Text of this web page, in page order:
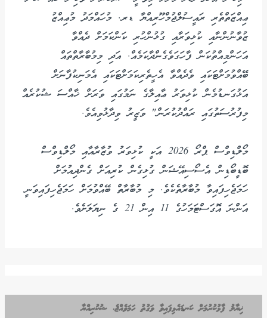
ޢިއްޒަތްތެރި ރައީސުލްޖުމްހޫރިއްޔާ ޑރ. މުހައްމަދު މުޢިއްޒު
ޒުވާނުންނާއި ކުޅިވަރާއި ގުޅުންހުރި ކަންކަމަށް ދެއްވާ
އަހަންމިއްތުކަން ފާހަގަވެގެންދާކަމެއް. އަދި މިމުބާރާތްތައް
ބޭއްވުމަށްޓަކައި ވެދެއްވާ އެހީތެރިކަމަށްޓަކައި އެމަނިކުފާނަށް
އަޅުގަނޑުމެން ކުޅިވަރު ޢާއިލާގެ ނަމުގައި ވަރަށް ޚާއްސަ ޝުކުރެއް
މިފުރުސަތުގައި ރައްދުކުރަން" ވަޒީރު ވިދާޅުވިއެވެ.
މޯލްޑިވްސް ޕްރޯ 2026 އަކީ ކުޅިވަރު ވުޒާރާއާއި މޯލްޑިވްސް
ބޮޑީބޯޑިން އެސޯސިއޭޝަން ގުޅިގެން ކުރިއަށް ގެންދިއުމަށް
ހަމަޖެހިފައިވާ މުބާރާތެކެވެ. މި މުބާރާތް ބޭއްވުމަށް ހަމަޖެހިފައިވަނީ
އަންނަ އޮގަސްޓަމަހުގެ 11 އިން 21 ގެ ނިޔަލަށެވެ.
ޚިޔާލު ފާޅުކުރުމަށް ކަނޑައެޅިފައިވާ ވަގުތު ހަމަވެއްޖެ، ޝުކުރިއްޔާ